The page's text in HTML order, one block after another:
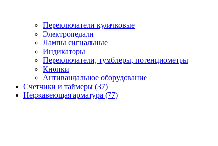
Переключатели кулачковые
Электропедали
Лампы сигнальные
Индикаторы
Переключатели, тумблеры, потенциометры
Кнопки
Антивандальное оборудование
Счетчики и таймеры (37)
Нержавеющая арматура (77)